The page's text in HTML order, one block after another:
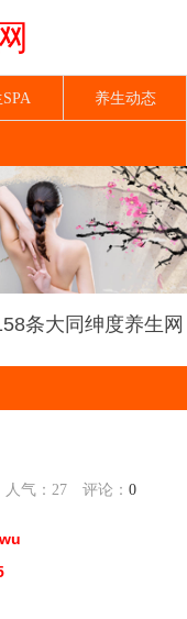
养生动态
条大同绅度养生网
气： 27 评论： 0